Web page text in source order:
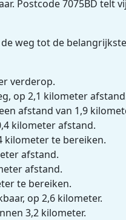
Postcode 7075BD telt
weg tot de
verderop.
op 2,1 kilometer
afstand van 1,9
kilometer afstand.
kilometer te bereiken.
afstand.
afstand.
te bereiken.
op 2,6 kilometer.
3,2 kilometer.